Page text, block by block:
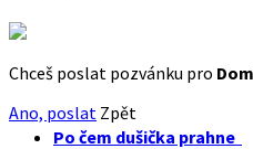
Chceš poslat pozvánku pro
Ano, poslat Zpět
Po čem dušička prahne